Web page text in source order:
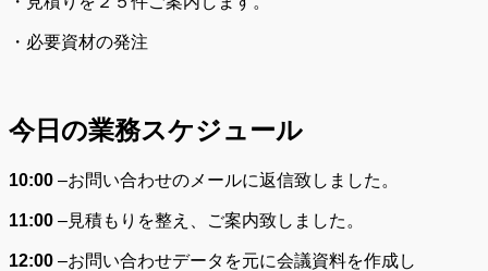
・必要資材の発注
今日の業務スケジュール
10:00 –お問い合わせのメールに返信致しました。
11:00 –見積もりを整え、ご案内致しました。
12:00 –お問い合わせデータを元に会議資料を作成し